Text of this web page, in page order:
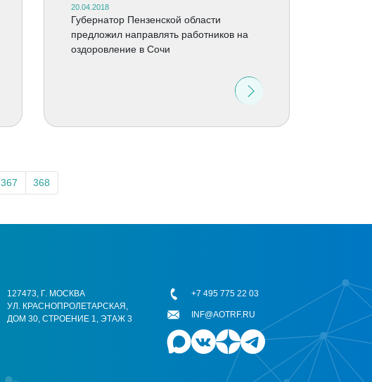
20.04.2018
Губернатор Пензенской области
предложил направлять работников на
оздоровление в Сочи
367 368
127473, Г. МОСКВА
УЛ. КРАСНОПРОЛЕТАРСКАЯ,
ДОМ 30, СТРОЕНИЕ 1, ЭТАЖ 3
+7 495 775 22 03
INF@AOTRF.RU